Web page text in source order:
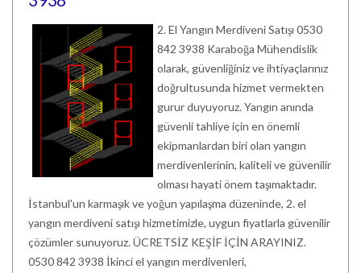
2. El Yangın Merdiveni Satışı 0530
842 3938 Karaboğa Mühendislik
olarak, güvenliğiniz ve ihtiyaçlarınız
doğrultusunda hizmet vermekten
gurur duyuyoruz. Yangın anında
güvenli tahliye için en önemli
ekipmanlardan biri olan yangın
merdivenlerinin, kaliteli ve güvenilir
olması hayati önem taşımaktadır.
İstanbul'un karmaşık ve yoğun yapılaşma düzeninde, 2. el
yangın merdiveni satışı hizmetimizle, uygun fiyatlarla güvenilir
çözümler sunuyoruz. ÜCRETSİZ KEŞİF İÇİN ARAYINIZ.
0530 842 3938 İkinci el yangın merdivenleri,